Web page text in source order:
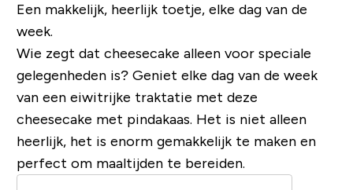
Een makkelijk, heerlijk toetje, elke dag van de
week.
Wie zegt dat cheesecake alleen voor speciale
gelegenheden is? Geniet elke dag van de week
van een eiwitrijke traktatie met deze
cheesecake met pindakaas. Het is niet alleen
heerlijk, het is enorm gemakkelijk te maken en
perfect om maaltijden te bereiden.